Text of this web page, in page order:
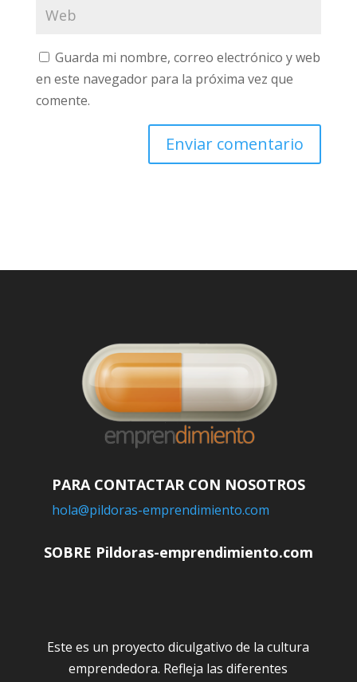
Guarda mi nombre, correo electrónico y web
en este navegador para la próxima vez que
comente.
PARA CONTACTAR CON NOSOTROS
hola@pildoras-emprendimiento.com
SOBRE Pildoras-emprendimiento.com
Este es un proyecto diculgativo de la cultura
emprendedora. Refleja las diferentes